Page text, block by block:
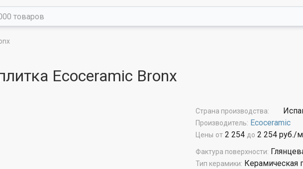
Ecoceramic Bronx
Страна производства:
Производитель: Ecoceramic
Цены от2 254 до 2 254 руб./м
Фактура поверхности:
Тип керамики: Керамическая